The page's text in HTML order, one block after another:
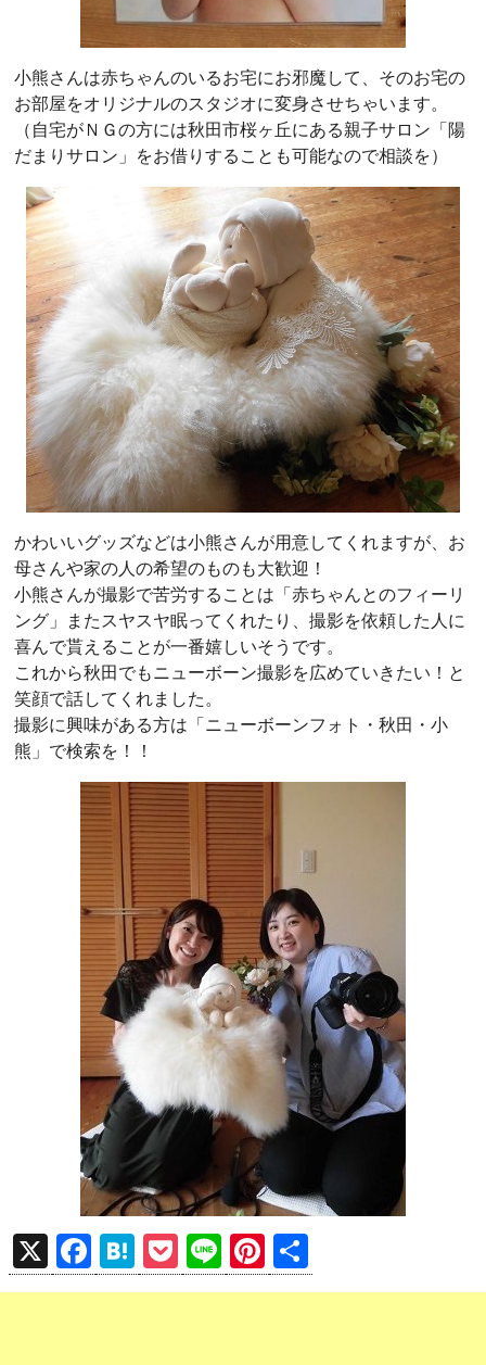
小熊さんは赤ちゃんのいるお宅にお邪魔して、そのお宅の
お部屋をオリジナルのスタジオに変身させちゃいます。
（自宅がＮＧの方には秋田市桜ヶ丘にある親子サロン「陽
だまりサロン」をお借りすることも可能なので相談を）
かわいいグッズなどは小熊さんが用意してくれますが、お
母さんや家の人の希望のものも大歓迎！
小熊さんが撮影で苦労することは「赤ちゃんとのフィーリ
ング」またスヤスヤ眠ってくれたり、撮影を依頼した人に
喜んで貰えることが一番嬉しいそうです。
これから秋田でもニューボーン撮影を広めていきたい！と
笑顔で話してくれました。
撮影に興味がある方は「ニューボーンフォト・秋田・小
熊」で検索を！！
X
F
a
H
at
P
o
Li
n
Pi
nt 有